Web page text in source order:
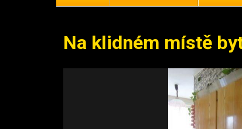
Na klidném místě